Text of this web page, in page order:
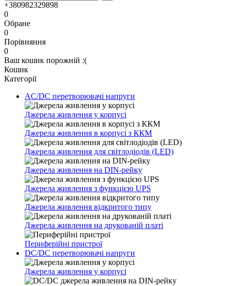
+380982329898
0
Обране
0
Порівняння
0
Ваш кошик порожній :(
Кошик
Категорії
AC/DC перетворювачі напруги
Джерела живлення у корпусі
Джерела живлення в корпусі з ККМ
Джерела живлення для світлодіодів (LED)
Джерела живлення на DIN-рейку
Джерела живлення з функцією UPS
Джерела живлення відкритого типу
Джерела живлення на друкованій платі
Периферійні пристрої
DC/DC перетворювачі напруги
Джерела живлення у корпусі